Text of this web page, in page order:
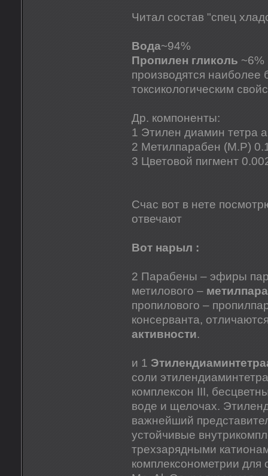
Читал состав "спец
Вода~94%
Пропилен гликоль ~6%
производятся наиболее
токсикологическим
Др. компоненты:
1 Этилен диамин тетра
2 Метилпарабен (M.P)
3 Цветовой пигмент
Счас вот в нете
отвечают
Вот нарыл :
2 Парабены – эфиры
метилового –
пропилового –
консерванта,
активности.
и 1
соли
комплексон III,
воде и щелочах.
важнейший
устойчивые
трехзарядными
комплексонометрии